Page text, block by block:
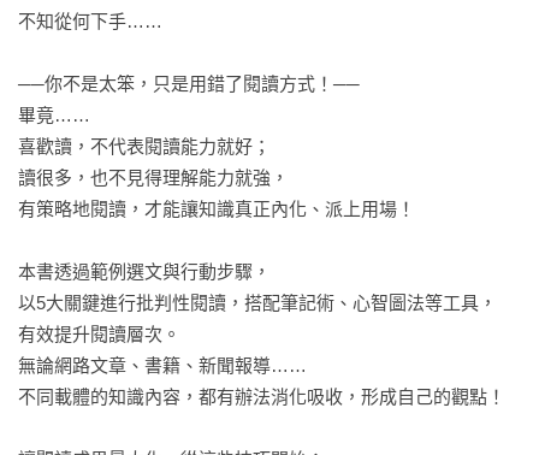
不知從何下手……
──你不是太笨，只是用錯了閱讀方式！──
畢竟……
喜歡讀，不代表閱讀能力就好；
讀很多，也不見得理解能力就強，
有策略地閱讀，才能讓知識真正內化、派上用場！
本書透過範例選文與行動步驟，
以5大關鍵進行批判性閱讀，搭配筆記術、心智圖法等工具，
有效提升閱讀層次。
無論網路文章、書籍、新聞報導……
不同載體的知識內容，都有辦法消化吸收，形成自己的觀點！